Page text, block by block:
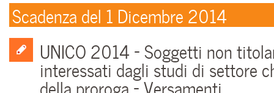
Scadenza del 1 Dicembre 2014
UNICO 2014 – Soggetti non
interessati dagli studi di settore
della proroga – Versamenti